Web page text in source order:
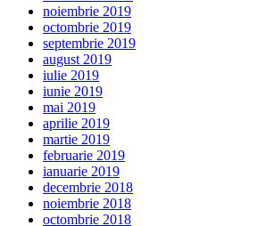
noiembrie 2019
octombrie 2019
septembrie 2019
august 2019
iulie 2019
iunie 2019
mai 2019
aprilie 2019
martie 2019
februarie 2019
ianuarie 2019
decembrie 2018
noiembrie 2018
octombrie 2018